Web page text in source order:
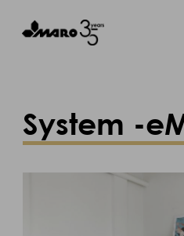
System -